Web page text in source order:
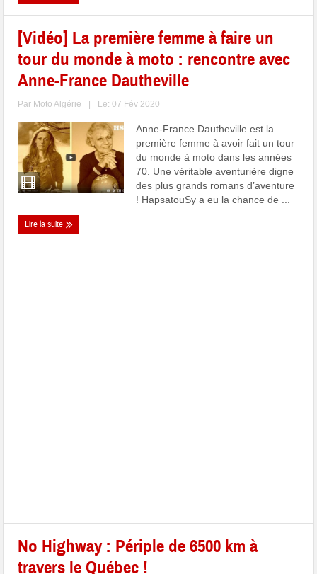
[Vidéo] La première femme à faire un
tour du monde à moto : rencontre avec
Anne-France Dautheville
Par Moto Algérie Le: 07 Fév 2020
Anne-France Dautheville est la
première femme à avoir fait un tour
du monde à moto dans les années
70. Une véritable aventurière digne
des plus grands romans d’aventure
! HapsatouSy a eu la chance de ...
Lire la suite
No Highway : Périple de 6500 km à
travers le Québec !